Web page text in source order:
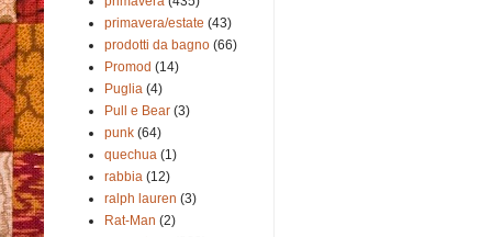
primavera/estate (43)
prodotti da bagno (66)
Promod (14)
Puglia (4)
Pull e Bear (3)
punk (64)
quechua (1)
rabbia (12)
ralph lauren (3)
Rat-Man (2)